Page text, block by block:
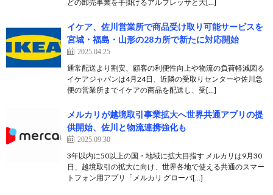
どの卸売事業を手掛けるアルフレッサと大[…]
イケア、佐川営業所で商品受け取り可能サービスを
宮城・福島・山形の28カ所で新たに対応開始
2025.04.25
通常配送より割安、顧客の利便性向上や物流の負荷軽減図る
イケアジャパンは4月24日、近隣の受取りセンターや佐川急
便の営業所までイケアの商品を配送し、受[…]
メルカリが越境取引事業拡大へ世界共通アプリの提
供開始、佐川と物流連携強化も
2025.09.30
3年以内に50以上の国・地域に拡大目指す メルカリは9月30
日、越境取引の拡大に向け、世界各地で使える共通のスマー
トフォン用アプリ「メルカリ グローバ[…]